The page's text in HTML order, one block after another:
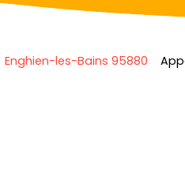
Enghien-les-Bains 95880